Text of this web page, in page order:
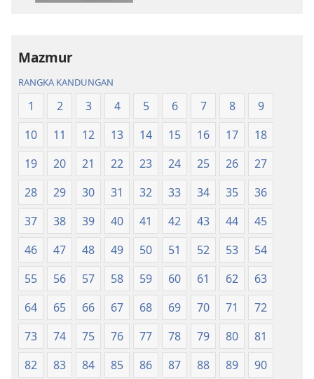
Mazmur
RANGKA KANDUNGAN
1 2 3 4 5 6 7 8
9
10
11 12 13 14 15 16 17
18
19
20 21 22 23 24 25 26
27
28
29 30 31 32 33 34 35
36
37
38 39 40 41 42 43 44
45
46
47 48 49 50 51 52 53
54
55
56 57 58 59 60 61 62
63
64
65 66 67 68 69 70 71
72
73
74 75 76 77 78 79 80
81
82
83 84 85 86 87 88 89
90